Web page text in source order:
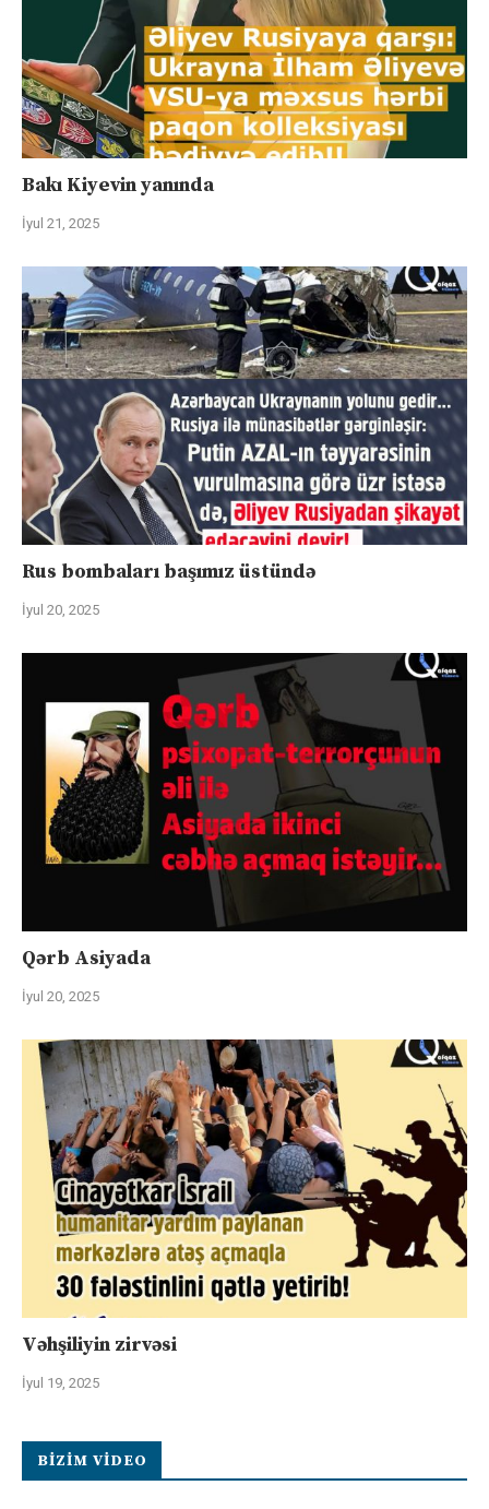
Bakı Kiyevin yanında
İyul 21, 2025
Rus bombaları başımız üstündə
İyul 20, 2025
Qərb Asiyada
İyul 20, 2025
Vəhşiliyin zirvəsi
İyul 19, 2025
BIZIM VIDEO